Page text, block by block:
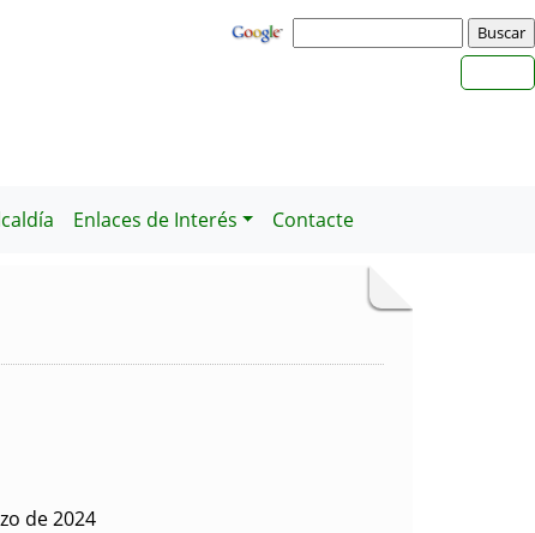
Enlaces de Interés Contacte
de 2024